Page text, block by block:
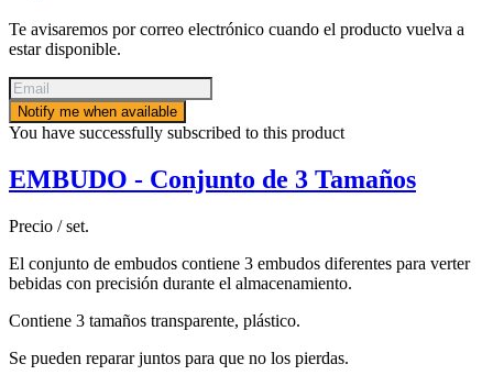
Te avisaremos por correo electrónico cuando el producto vuelva a
estar disponible.
Notify me when available
You have successfully subscribed to this product
EMBUDO - Conjunto de 3 Tamaños
Precio / set.
El conjunto de embudos contiene 3 embudos diferentes para verter
bebidas con precisión durante el almacenamiento.
Contiene 3 tamaños transparente, plástico.
Se pueden reparar juntos para que no los pierdas.